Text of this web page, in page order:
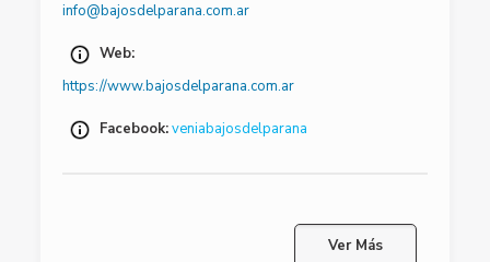
info@bajosdelparana.com.ar
Web:
https://www.bajosdelparana.com.ar
Facebook:veniabajosdelparana
Ver Más